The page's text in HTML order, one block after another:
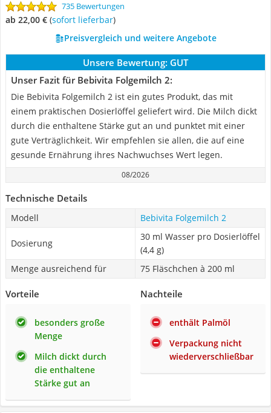
735 Bewertungen
ab 22,00 € ( Sofort lieferbar)
Preisvergleich und weitere Angebote
Unsere Bewertung: GUT
Unser Fazit für Bebivita Folgemilch 2:
Die Bebivita Folgemilch 2 ist ein gutes Produkt, das mit
einem praktischen Dosierlöffel geliefert wird. Die Milch dickt
durch die enthaltene Stärke gut an und punktet mit einer
gute Verträglichkeit. Wir empfehlen sie allen, die auf eine
gesunde Ernährung ihres Nachwuchses Wert legen.
08/2026
Technische Details
Modell Bebivita Folgemilch 2
Dosierung
30 ml Wasser pro Dosierlöffel
(4,4 g)
Menge ausreichend für
75 Fläschchen à 200 ml
Vorteile
besonders große
Menge
Milch dickt durch
die enthaltene
Stärke gut an
Nachteile
enthält Palmöl
Verpackung nicht
wiederverschließbar